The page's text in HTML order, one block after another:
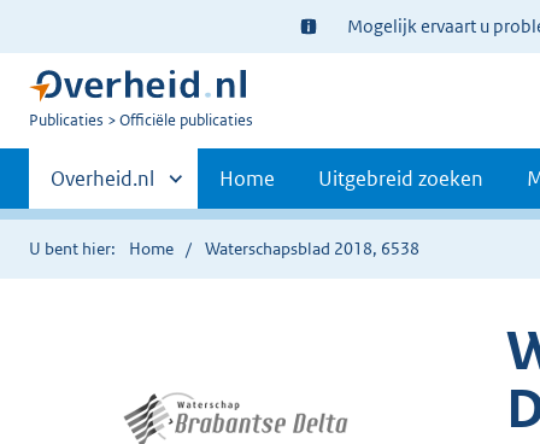
Ter
informatie:
Mogelijk ervaart u
U
Publicaties Officiële publicaties
Primaire
navigatie
Andere
sites
binnen
Overheid.nl Home Uitgebreid zoeken
U bent hier: Home Waterschapsblad 2018, 6538